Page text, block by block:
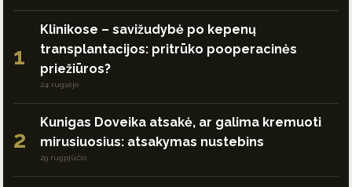
1
Klinikose – savižudybė po kepenų
transplantacijos: pritrūko pooperacinės
priežiūros?
24 rugsėjo
2
Kunigas Doveika atsakė, ar galima kremuoti
mirusiuosius: atsakymas nustebins
29 rugpjūčio